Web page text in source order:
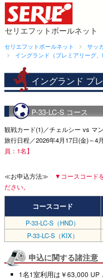
セリエフットボールネット
セリエフットボールネット
サッ
イングランド（プレミアリーグ、
イングランド プ
P-33-LC-S コース
観戦カード(1)／チェルシー vs マ
旅行日程／2026年4月17日(金)～
員：1名】
≪お申込方法≫
▼コースコード
ださい。
コースコード
P-33-LC-S（HND）
P-33-LC-S（KIX）
申込に関する諸注意
1名1室利用は￥63,000 UP